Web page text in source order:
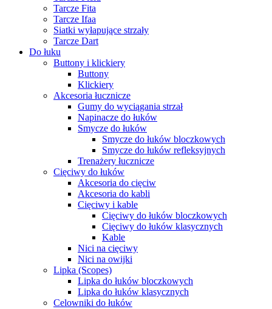
Tarcze Fita
Tarcze Ifaa
Siatki wyłapujące strzały
Tarcze Dart
Do łuku
Buttony i klickiery
Buttony
Klickiery
Akcesoria łucznicze
Gumy do wyciągania strzał
Napinacze do łuków
Smycze do łuków
Smycze do łuków bloczkowych
Smycze do łuków refleksyjnych
Trenażery łucznicze
Cięciwy do łuków
Akcesoria do cięciw
Akcesoria do kabli
Cięciwy i kable
Cięciwy do łuków bloczkowych
Cięciwy do łuków klasycznych
Kable
Nici na cięciwy
Nici na owijki
Lipka (Scopes)
Lipka do łuków bloczkowych
Lipka do łuków klasycznych
Celowniki do łuków